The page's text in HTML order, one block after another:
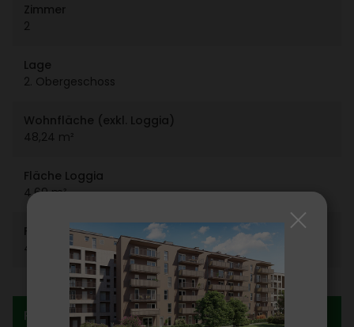
Zimmer
2
Lage
2. Ober­ge­schoss
Wohn­fläche (exkl. Loggia)
48,24 m²
Fläche Loggia
4,69 m²
Fläche Keller­ab­teil
4,53 m²
Preis­in­for­ma­tion